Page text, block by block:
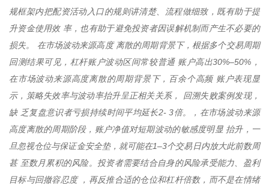
规框架内把配资活动入口的规则讲清楚、流程做细致，既有助于提
升资金使用效 率，也有助于避免投资者因误解机制而产生不必要的
损失。 在市场波动来源高度 离散的周期背景下，根据多个交易周期
回测结果可见，杠杆账户波动区间常较普通 账户高出30%–50%，
在市场波动来源高度离散的周期背景下，百余个高频 账户表现显
示，策略失效率与波动率抬升呈正相关关系， 回溯失败案例发现，
缺 乏复盘意识者亏损持续时间平均延长2- 3倍。，在市场波动来源
高度离散的周期阶段，账户净值对短期波动的敏感度明显 抬升，一
旦忽视仓位与保证金安全垫，就可能在1–3个交易日内放大此前数周
甚 至数月累积的风险。投资者需要结合自身的风险承受能力、盈利
目标与回撤容忍度 ，再反推合适的仓位和杠杆倍数，而不是在情绪